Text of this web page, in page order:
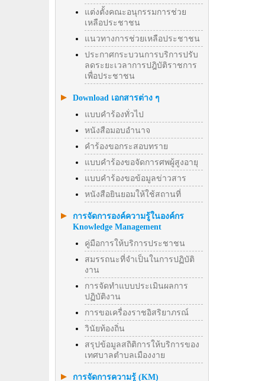
แต่งตั้งคณะอนุกรรมการช่วย
เหลือประชาชน
แนวทางการช่วยเหลือประชาชน
ประกาศกระบวนการบริการปรับ
ลดระยะเวลาการปฎิบัติราชการ
เพื่อประชาชน
Download เอกสารต่าง ๆ
แบบคำร้องทั่วไป
หนังสือมอบอำนาจ
คำร้องขอกระสอบทราย
แบบคำร้องขอจัดการศพผู้สูงอายุ
แบบคำร้องขอข้อมูลข่าวสาร
หนังสือยินยอมให้ใช้สถานที่
การจัดการองค์ความรู้ในองค์กร
Knowledge Management
คู่มือการให้บริการประชาชน
สมรรถนะที่จำเป็นในการปฏิบัติ
งาน
การจัดทำแบบประเมินผลการ
ปฏิบัติงาน
การขอเครื่องราชอิสริยาภรณ์
วินัยท้องถิ่น
สรุปข้อมูลสถิติการให้บริการของ
เทศบาลตำบลเมืองงาย
การจัดการความรู้ (KM)